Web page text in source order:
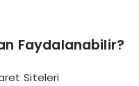
Faydalanabilir?
Siteleri